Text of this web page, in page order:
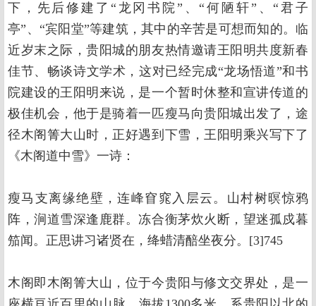
下，先后修建了“龙冈书院”、“何陋轩”、“君子
亭”、“宾阳堂”等建筑，其中的辛苦是可想而知的。临
近岁末之际，贵阳城的朋友热情邀请王阳明共度新春
佳节、畅谈诗文学术，这对已经完成“龙场悟道”和书
院建设的王阳明来说，是一个暂时休整和宣讲传道的
极佳机会，他于是骑着一匹瘦马向贵阳城出发了，途
径木阁箐大山时，正好遇到下雪，王阳明乘兴写下了
《木阁道中雪》一诗：
瘦马支离缘绝壁，连峰窅窕入层云。山村树暝惊鸦
阵，涧道雪深逢鹿群。冻合衡茅炊火断，望迷孤戍暮
笳闻。正思讲习诸贤在，绛蜡清醅坐夜分。[3]745
木阁即木阁箐大山，位于今贵阳与修文交界处，是一